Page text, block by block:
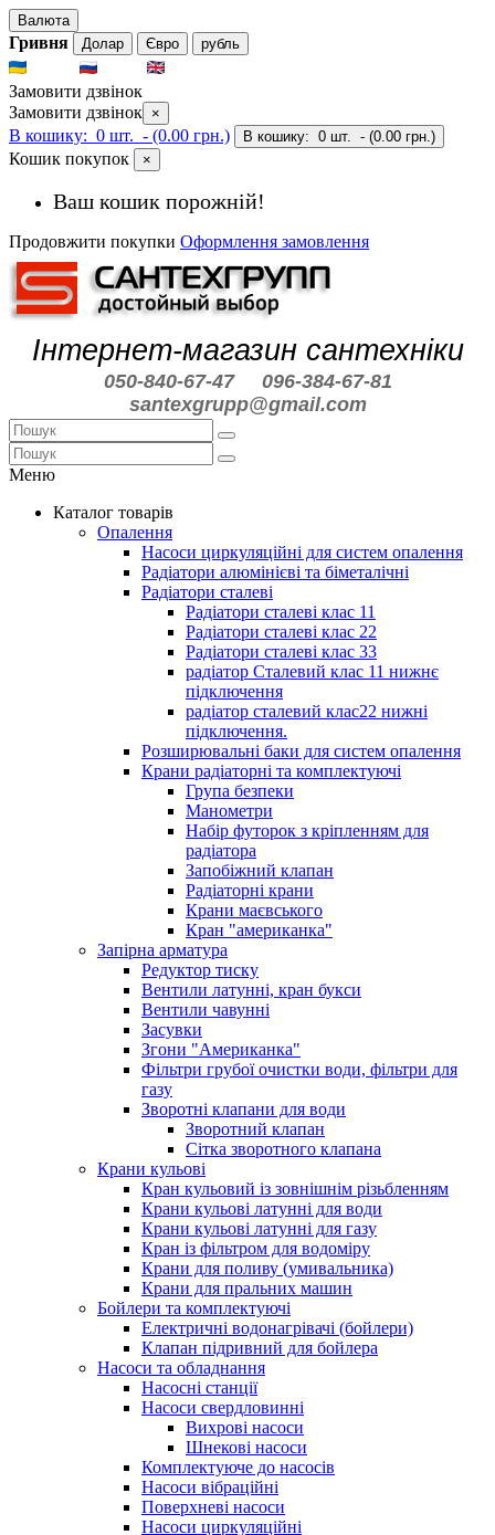
Валюта
Гривня Долар Євро рубль
Замовити дзвінок
Замовити дзвінок ×
В кошику: 0 шт. - (0.00 грн.) В кошику: 0 шт. - (0.00 грн.)
Кошик покупок ×
Ваш кошик порожній!
Продовжити покупки Оформлення замовлення
Інтернет-магазин сантехніки
050-840-67-47
096-384-67-81
santexgrupp@gmail.com
Меню
Каталог товарів
Опалення
Насоси циркуляційні для систем опалення
Радіатори алюмінієві та біметалічні
Радіатори сталеві
Радіатори сталеві клас 11
Радіатори сталеві клас 22
Радіатори сталеві клас 33
радіатор Сталевий клас 11 нижнє
підключення
радіатор сталевий клас22 нижні
підключення.
Розширювальні баки для систем опалення
Крани радіаторні та комплектуючі
Група безпеки
Манометри
Набір футорок з кріпленням для
радіатора
Запобіжний клапан
Радіаторні крани
Крани маєвського
Кран "американка"
Запірна арматура
Редуктор тиску
Вентили латунні, кран букси
Вентили чавунні
Засувки
Згони "Американка"
Фільтри грубої очистки води, фільтри для
газу
Зворотні клапани для води
Зворотний клапан
Сітка зворотного клапана
Крани кульові
Кран кульовий із зовнішнім різьбленням
Крани кульові латунні для води
Крани кульові латунні для газу
Кран із фільтром для водоміру
Крани для поливу (умивальника)
Крани для пральних машин
Бойлери та комплектуючі
Електричні водонагрівачі (бойлери)
Клапан підривний для бойлера
Насоси та обладнання
Насосні станції
Насоси свердловинні
Вихрові насоси
Шнекові насоси
Комплектуюче до насосів
Насоси вібраційні
Поверхневі насоси
Насоси циркуляційні